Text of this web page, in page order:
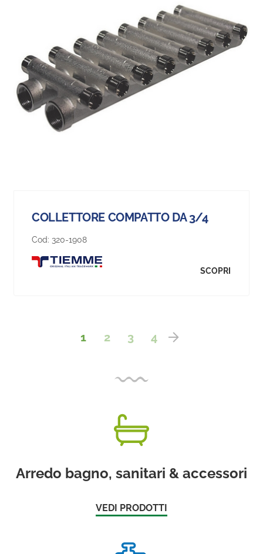
COLLETTORE COMPATTO DA 3/4
Cod: 320-1908
SCOPRI
1 2 3 4
Arredo bagno, sanitari & accessori
VEDI PRODOTTI